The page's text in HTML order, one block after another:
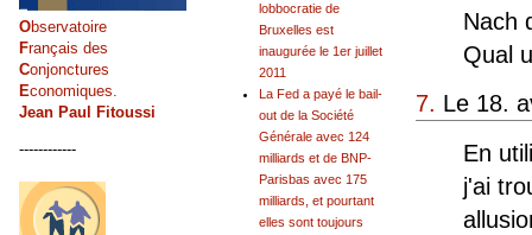
Nach
Qual
7. Le 18.
En
j'ai
lobbocratie de
Bruxelles est
inaugurée le 1er juillet
2011
La Fed a payé le bail-
out de la Société
Générale avec 124
milliards et de BNP-
Parisbas avec 175
milliards, et pourtant
elles sont toujours
Observatoire
Français des
Conjonctures
Economiques.
Jean Paul Fitoussi
------------